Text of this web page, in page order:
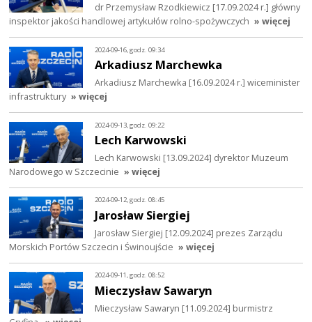
dr Przemysław Rzodkiewicz [17.09.2024 r.] główny
inspektor jakości handlowej artykułów rolno-spożywczych » więcej
2024-09-16, godz. 09:34
Arkadiusz Marchewka
Arkadiusz Marchewka [16.09.2024 r.] wiceminister
infrastruktury » więcej
2024-09-13, godz. 09:22
Lech Karwowski
Lech Karwowski [13.09.2024] dyrektor Muzeum
Narodowego w Szczecinie » więcej
2024-09-12, godz. 08:45
Jarosław Siergiej
Jarosław Siergiej [12.09.2024] prezes Zarządu
Morskich Portów Szczecin i Świnoujście » więcej
2024-09-11, godz. 08:52
Mieczysław Sawaryn
Mieczysław Sawaryn [11.09.2024] burmistrz